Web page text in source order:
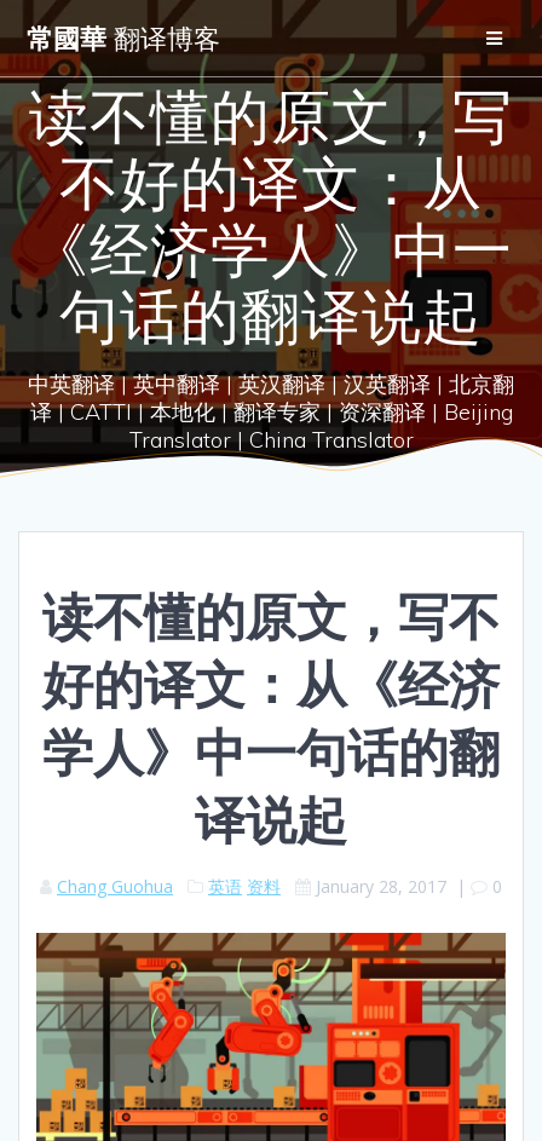
Skip
to
content
常國華翻译博客
读不懂的原文，写
不好的译文：从
《经济学人》中一
句话的翻译说起
中英翻译 | 英中翻译 | 英汉翻译 | 汉英翻译 | 北京翻
译 | CATTI | 本地化 | 翻译专家 | 资深翻译 | Beijing
Translator | China Translator
读不懂的原文，写不
好的译文：从《经济
学人》中一句话的翻
译说起
Chang Guohua 英语 资料 January 28, 2017 | 0